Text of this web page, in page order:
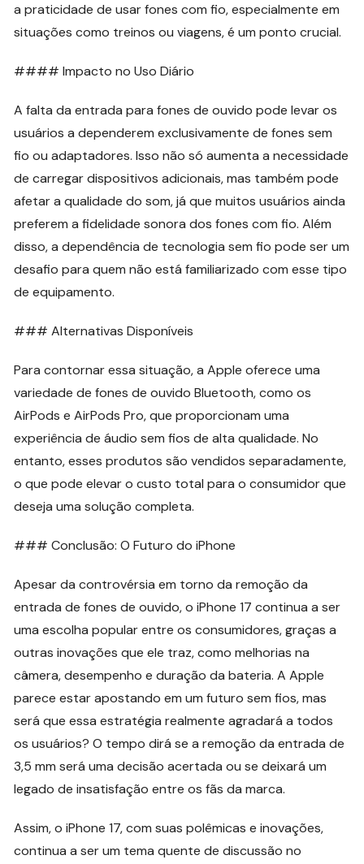
a praticidade de usar fones com fio, especialmente em
situações como treinos ou viagens, é um ponto crucial.
#### Impacto no Uso Diário
A falta da entrada para fones de ouvido pode levar os
usuários a dependerem exclusivamente de fones sem
fio ou adaptadores. Isso não só aumenta a necessidade
de carregar dispositivos adicionais, mas também pode
afetar a qualidade do som, já que muitos usuários ainda
preferem a fidelidade sonora dos fones com fio. Além
disso, a dependência de tecnologia sem fio pode ser um
desafio para quem não está familiarizado com esse tipo
de equipamento.
### Alternativas Disponíveis
Para contornar essa situação, a Apple oferece uma
variedade de fones de ouvido Bluetooth, como os
AirPods e AirPods Pro, que proporcionam uma
experiência de áudio sem fios de alta qualidade. No
entanto, esses produtos são vendidos separadamente,
o que pode elevar o custo total para o consumidor que
deseja uma solução completa.
### Conclusão: O Futuro do iPhone
Apesar da controvérsia em torno da remoção da
entrada de fones de ouvido, o iPhone 17 continua a ser
uma escolha popular entre os consumidores, graças a
outras inovações que ele traz, como melhorias na
câmera, desempenho e duração da bateria. A Apple
parece estar apostando em um futuro sem fios, mas
será que essa estratégia realmente agradará a todos
os usuários? O tempo dirá se a remoção da entrada de
3,5 mm será uma decisão acertada ou se deixará um
legado de insatisfação entre os fãs da marca.
Assim, o iPhone 17, com suas polêmicas e inovações,
continua a ser um tema quente de discussão no